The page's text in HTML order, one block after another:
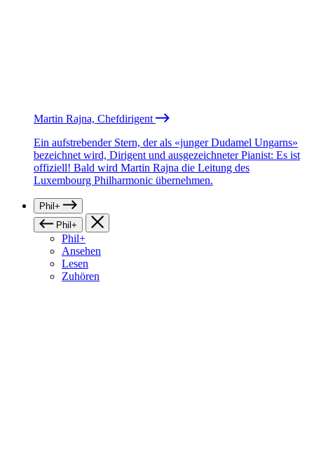
Martin Rajna, Chefdirigent
Ein aufstrebender Stern, der als «junger Dudamel Ungarns»
bezeichnet wird, Dirigent und ausgezeichneter Pianist: Es ist
offiziell! Bald wird Martin Rajna die Leitung des
Luxembourg Philharmonic übernehmen.
Phil+
Phil+
Phil+
Ansehen
Lesen
Zuhören